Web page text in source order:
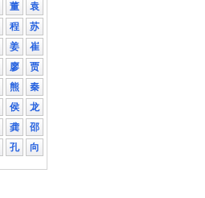
董
袁
程
苏
姜
崔
廖
贾
熊
秦
侯
龙
龚
邵
孔 向